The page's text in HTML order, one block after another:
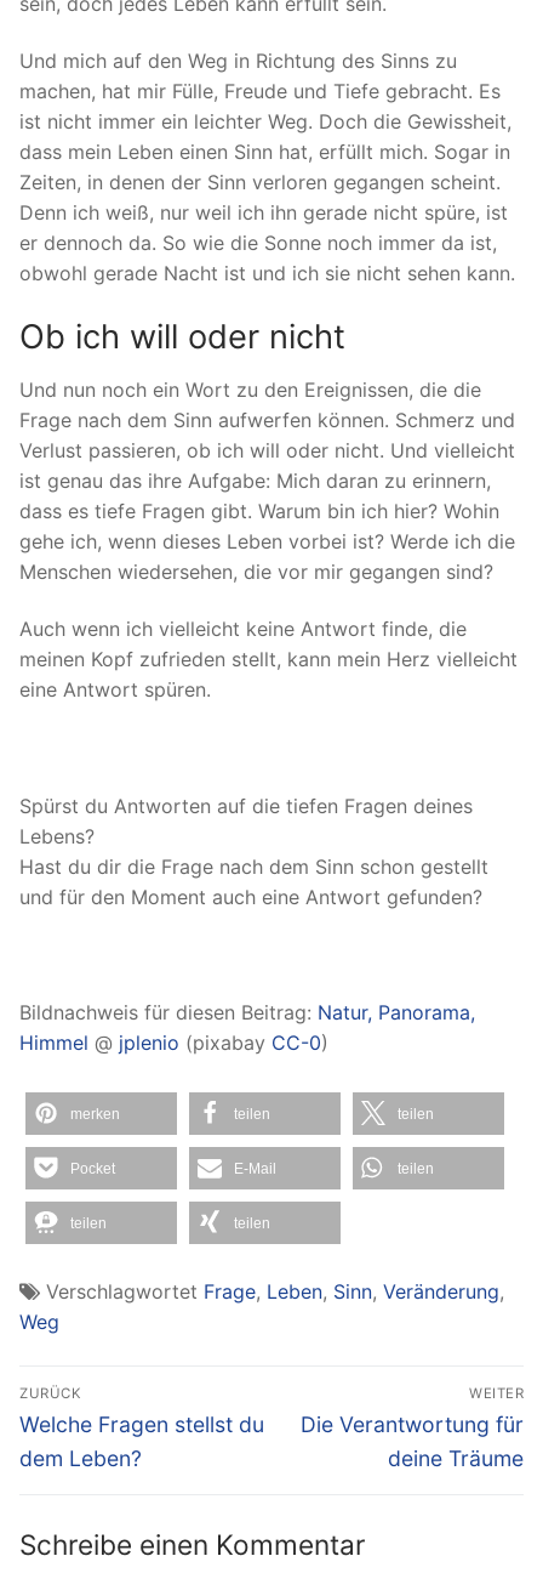
Und mich auf den Weg in Richtung des Sinns zu
machen, hat mir Fülle, Freude und Tiefe gebracht. Es
ist nicht immer ein leichter Weg. Doch die Gewissheit,
dass mein Leben einen Sinn hat, erfüllt mich. Sogar in
Zeiten, in denen der Sinn verloren gegangen scheint.
Denn ich weiß, nur weil ich ihn gerade nicht spüre, ist
er dennoch da. So wie die Sonne noch immer da ist,
obwohl gerade Nacht ist und ich sie nicht sehen kann.
Ob ich will oder nicht
Und nun noch ein Wort zu den Ereignissen, die die
Frage nach dem Sinn aufwerfen können. Schmerz und
Verlust passieren, ob ich will oder nicht. Und vielleicht
ist genau das ihre Aufgabe: Mich daran zu erinnern,
dass es tiefe Fragen gibt. Warum bin ich hier? Wohin
gehe ich, wenn dieses Leben vorbei ist? Werde ich die
Menschen wiedersehen, die vor mir gegangen sind?
Auch wenn ich vielleicht keine Antwort finde, die
meinen Kopf zufrieden stellt, kann mein Herz vielleicht
eine Antwort spüren.
Spürst du Antworten auf die tiefen Fragen deines
Lebens?
Hast du dir die Frage nach dem Sinn schon gestellt
und für den Moment auch eine Antwort gefunden?
Bildnachweis für diesen Beitrag: Natur, Panorama,
Himmel @ jplenio (pixabay CC-0)
merken teilen teilen
Pocket E-Mail teilen
teilen teilen
Verschlagwortet Frage, Leben, Sinn, Veränderung,
Weg
Beitragsnavigation
ZURÜCK
Vorheriger
Beitrag:
Welche Fragen stellst du
dem Leben?
WEITER
Nächster
Die Verantwortung für
deine Träume
Schreibe einen Kommentar